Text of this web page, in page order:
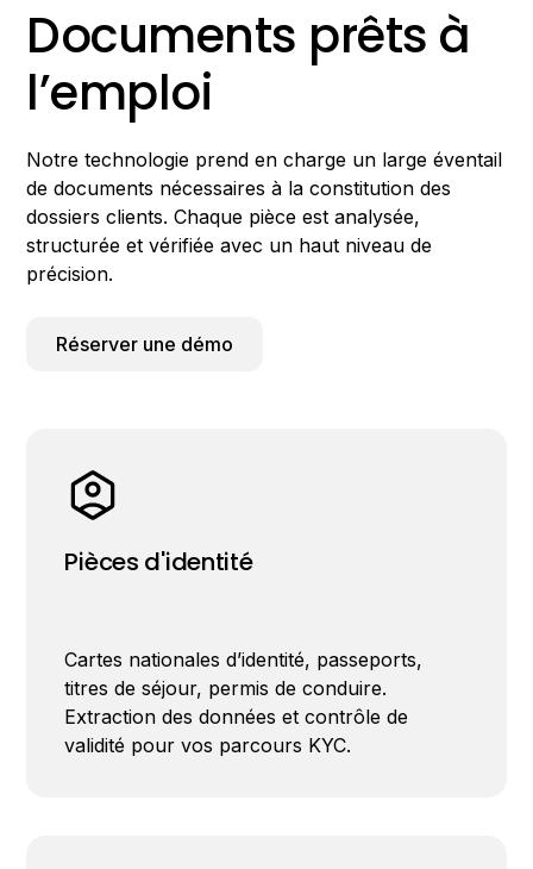
Documents prêts à
l’emploi
Notre technologie prend en charge un large éventail
de documents nécessaires à la constitution des
dossiers clients. Chaque pièce est analysée,
structurée et vérifiée avec un haut niveau de
précision.
Réserver une démo
Pièces d'identité
Cartes nationales d’identité, passeports,
titres de séjour, permis de conduire.
Extraction des données et contrôle de
validité pour vos parcours KYC.